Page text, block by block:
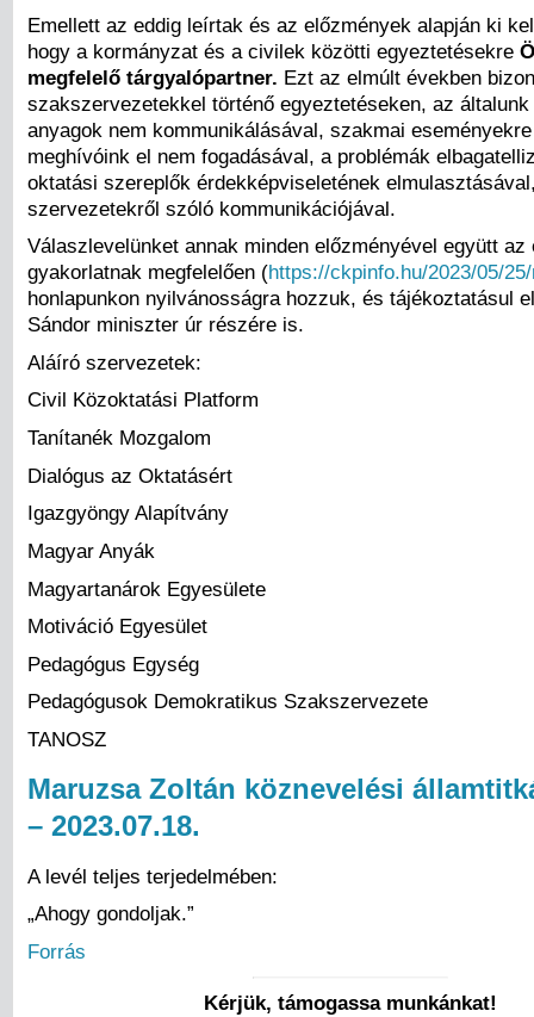
Emellett az eddig leírtak és az előzmények alapján ki
hogy a kormányzat és a civilek közötti egyeztetésekre
megfelelő tárgyalópartner. Ezt az elmúlt években
szakszervezetekkel történő egyeztetéseken, az
anyagok nem kommunikálásával, szakmai
meghívóink el nem fogadásával, a problémák
oktatási szereplők érdekképviseletének
szervezetekről szóló kommunikációjával.
Válaszlevelünket annak minden előzményével együtt az
gyakorlatnak megfelelően (https://ckpinfo.hu/2023/05/
honlapunkon nyilvánosságra hozzuk, és tájékoztatásul
Sándor miniszter úr részére is.
Aláíró szervezetek:
​Civil Közoktatási Platform
Tanítanék Mozgalom
Dialógus az Oktatásért
Igazgyöngy Alapítvány
Magyar Anyák
Magyartanárok Egyesülete
Motiváció Egyesület
Pedagógus Egység
Pedagógusok Demokratikus Szakszervezete
TANOSZ
Maruzsa Zoltán köznevelési
– 2023.07.18.
A levél teljes terjedelmében:
„Ahogy gondoljak.”
Forrás
Kérjük, támogassa munkánkat!